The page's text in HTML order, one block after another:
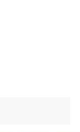
るログイン済
とができま